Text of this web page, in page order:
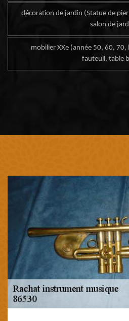
décoration de jardin (Statue de
salon de
mobilier XXe (année 50, 60,
fauteuil, table